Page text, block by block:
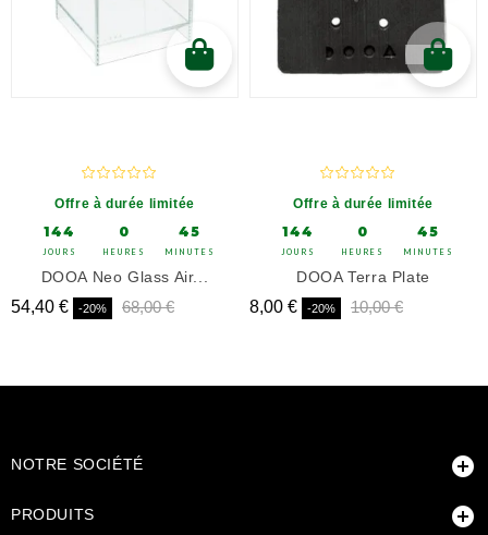
Offre à durée limitée
144
JOURS
0
HEURES
45
MINUTES
DOOA Neo Glass Air...
Prix
54,40 € -20% Prix de base
68,00 €Prix de base
Offre à durée limitée
144
JOURS
0
HEURES
45
MINUTES
DOOA Terra Plate
Prix
8,00 € -20% Prix de base
10,00 €Prix de
NOTRE SOCIÉTÉ 
PRODUITS 